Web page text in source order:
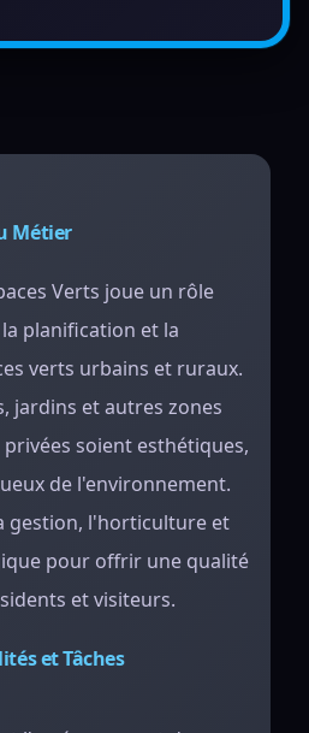
Métier
Verts joue un rôle
planification et la
verts urbains et ruraux.
jardins et autres zones
soient esthétiques,
de l'environnement.
gestion, l'horticulture et
pour offrir une qualité
et visiteurs.
et Tâches